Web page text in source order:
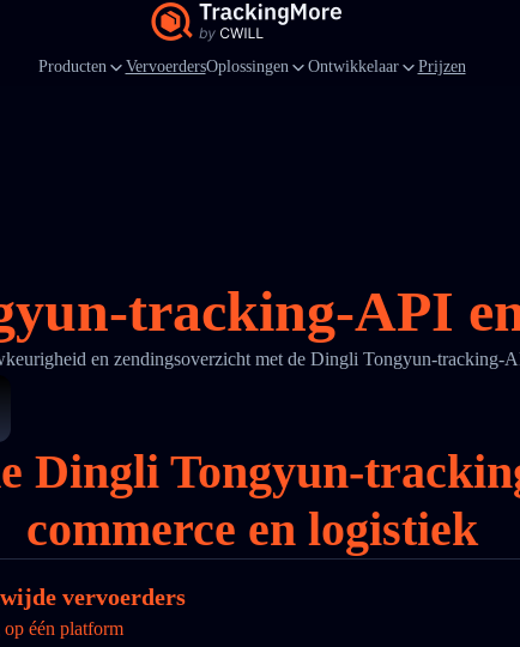
Producten VervoerdersOplossingen Ontwikkelaar Prijzen
tracking-API
en zendingsoverzicht met de Dingli Tongyun-tracking-
Dingli Tongyun-
commerce en logistiek
vervoerders
één platform